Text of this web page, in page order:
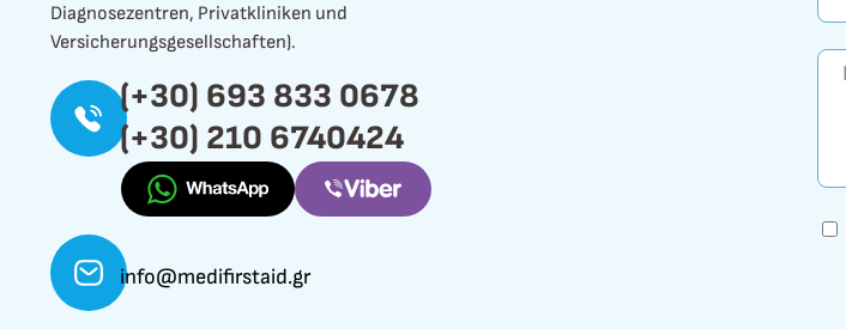
Diagnosezentren, Privatkliniken und
Versicherungsgesellschaften).
(+30) 693 833 0678
(+30) 210 6740424
info@medifirstaid.gr